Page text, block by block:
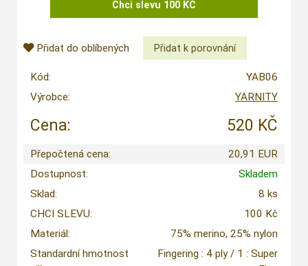
Přidat do oblíbených
Kód:
YAB06
Výrobce:
YARNITY
Cena: 520 KČ
Přepočtená cena:
20,91 EUR
Dostupnost:
Skladem
Sklad:
8 ks
CHCI SLEVU:
100 Kč
Materiál:
75% merino, 25% nylon
Standardní hmotnost
Fingering : 4 ply / 1 : Super